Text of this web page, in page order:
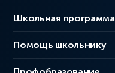
Школьная программа
Помощь школьнику